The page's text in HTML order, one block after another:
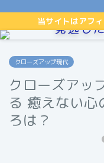
当サイトはアフ
見逃し
クローズアップ現代
クローズアッ
る 癒えない心
ろは？